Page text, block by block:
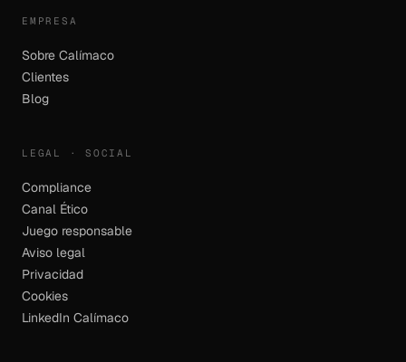
EMPRESA
Sobre Calímaco
Clientes
Blog
LEGAL · SOCIAL
Compliance
Canal Ético
Juego responsable
Aviso legal
Privacidad
Cookies
LinkedIn Calímaco